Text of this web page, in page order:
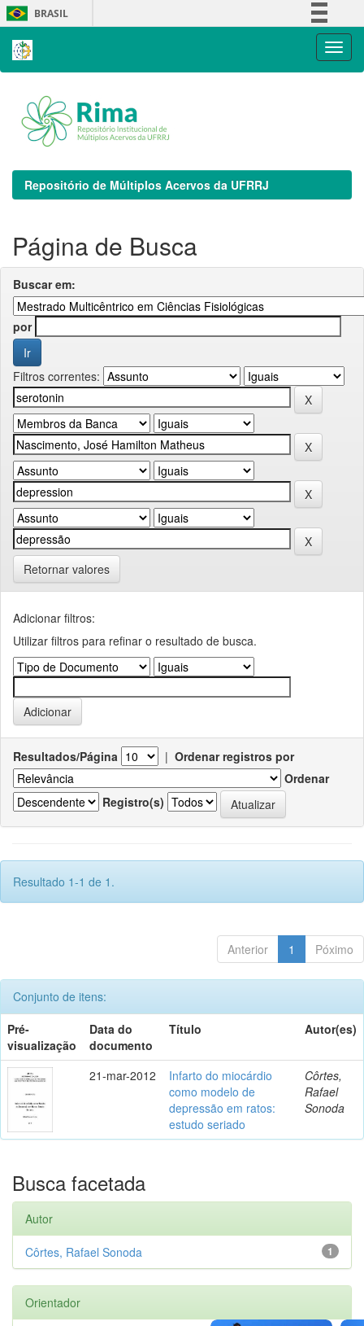
Skip
navigation
BRASIL
Repositório de Múltiplos Acervos da UFRRJ
Página de Busca
Buscar em:
por
Filtros correntes:
Retornar valores
Adicionar filtros:
Utilizar filtros para refinar o resultado de busca.
Resultados/Página | Ordenar registros por
Ordenar
Registro(s)
Resultado 1-1 de 1.
Anterior 1 Póximo
Conjunto de itens:
Pré-
visualização
Data do
documento
Título Autor(es)
21-mar-2012
Infarto do miocárdio
como modelo de
depressão em ratos:
estudo seriado
Côrtes,
Rafael
Sonoda
Busca facetada
Autor
1
Côrtes, Rafael Sonoda
Orientador